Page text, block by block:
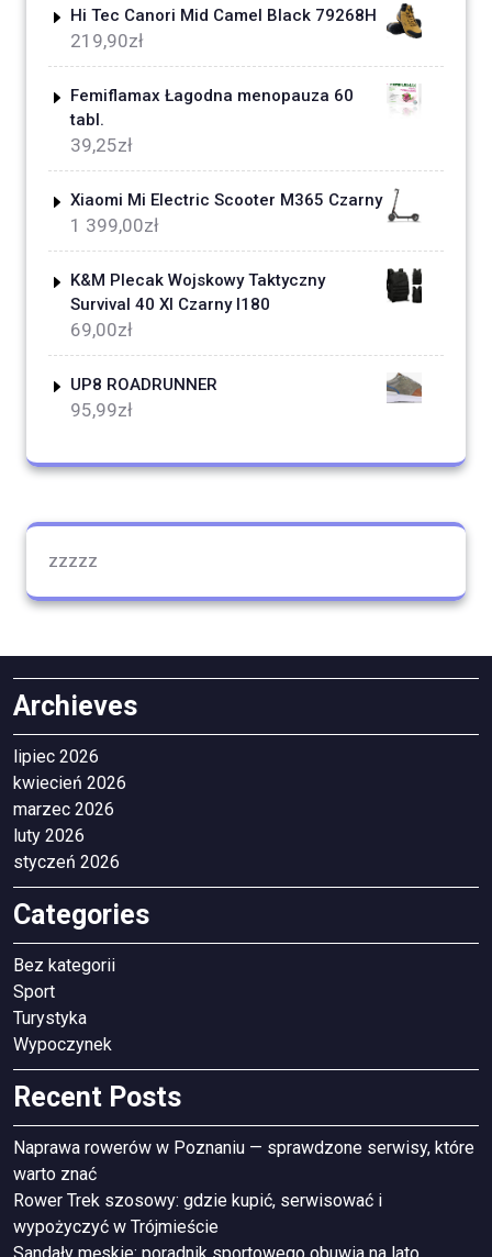
Hi Tec Canori Mid Camel Black 79268H
219,90zł
Femiflamax Łagodna menopauza 60
tabl.
39,25zł
Xiaomi Mi Electric Scooter M365 Czarny
1 399,00zł
K&M Plecak Wojskowy Taktyczny
Survival 40 Xl Czarny I180
69,00zł
UP8 ROADRUNNER
95,99zł
zzzzz
Archieves
lipiec 2026
kwiecień 2026
marzec 2026
luty 2026
styczeń 2026
Categories
Bez kategorii
Sport
Turystyka
Wypoczynek
Recent Posts
Naprawa rowerów w Poznaniu — sprawdzone serwisy, które
warto znać
Rower Trek szosowy: gdzie kupić, serwisować i
wypożyczyć w Trójmieście